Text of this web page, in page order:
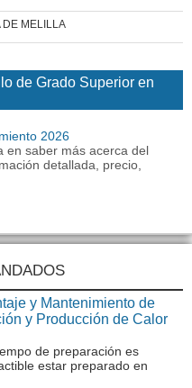
DE MELILLA
de Grado Superior en
2026
en saber más acerca del
detallada, precio,
y Mantenimiento de
y Producción de Calor
de preparación es
estar preparado en